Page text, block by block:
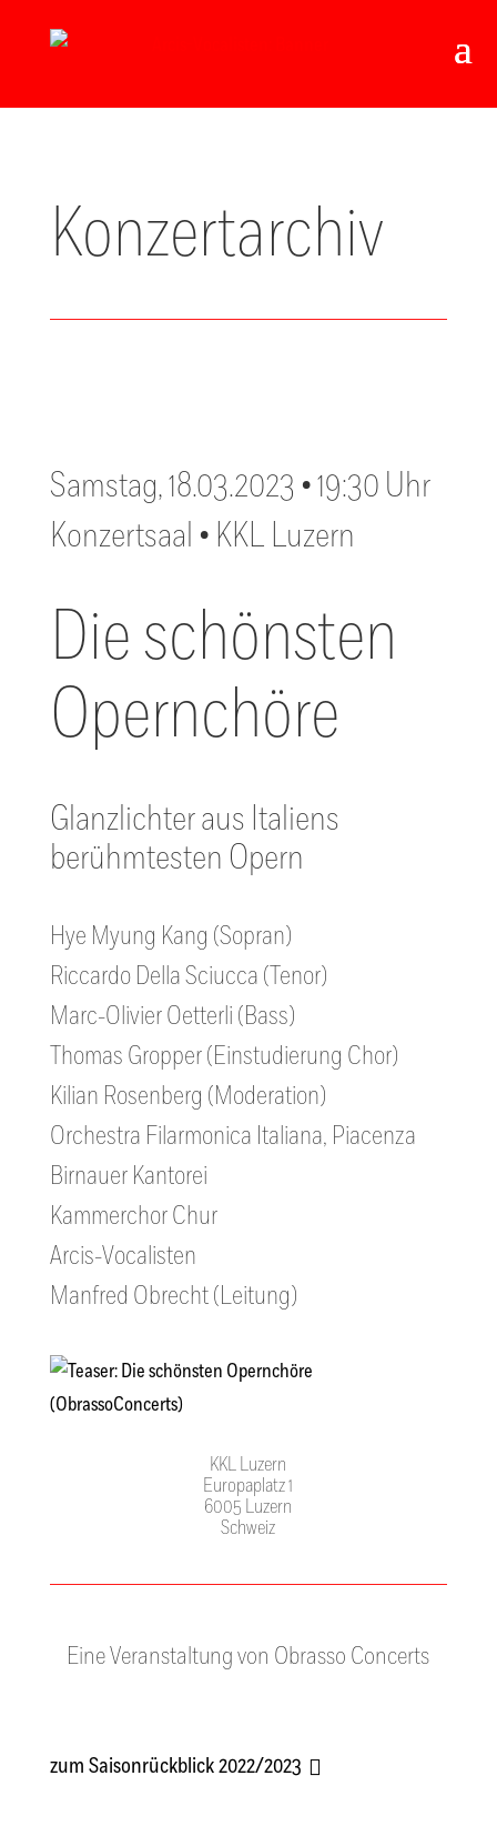
Konzertarchiv
Samstag, 18.03.2023 • 19:30 Uhr
Konzertsaal • KKL Luzern
Die schönsten
Opernchöre
Glanzlichter aus Italiens
berühmtesten Opern
Hye Myung Kang (Sopran)
Riccardo Della Sciucca (Tenor)
Marc-Olivier Oetterli (Bass)
Thomas Gropper (Einstudierung Chor)
Kilian Rosenberg (Moderation)
Orchestra Filarmonica Italiana, Piacenza
Birnauer Kantorei
Kammerchor Chur
Arcis-Vocalisten
Manfred Obrecht (Leitung)
KKL Luzern
Europaplatz 1
6005 Luzern
Schweiz
Eine Veranstaltung von Obrasso Concerts
zum Saisonrückblick 2022/2023